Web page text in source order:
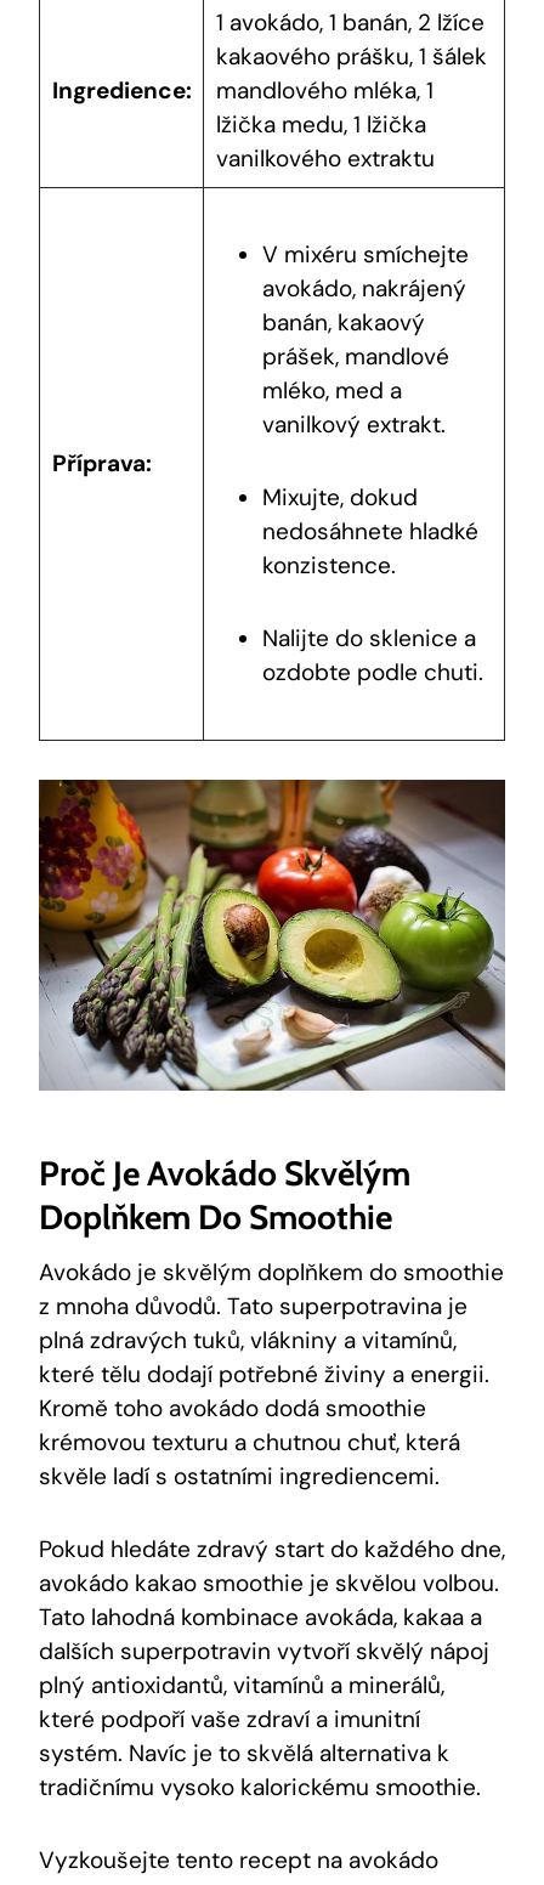
Ingredience:
1 avokádo, 1 banán, 2 lžíce
kakaového prášku, 1 šálek
mandlového ⁣mléka, 1
lžička medu, 1 lžička
⁤vanilkového extraktu
Příprava:
V mixéru smíchejte
avokádo, nakrájený
banán, kakaový
prášek, mandlové
mléko, med ⁢a
vanilkový extrakt.
Mixujte, dokud
nedosáhnete hladké
konzistence.
Nalijte ⁢do sklenice a
ozdobte podle chuti.
Proč Je Avokádo Skvělým
Doplňkem Do Smoothie
Avokádo je skvělým doplňkem do smoothie
z mnoha⁤ důvodů. Tato superpotravina je
plná zdravých tuků, vlákniny a vitamínů,⁤
které tělu dodají potřebné živiny a energii.
Kromě toho avokádo dodá⁣ smoothie
krémovou texturu a chutnou chuť, která
skvěle ladí s ostatními ingrediencemi.
Pokud ​hledáte zdravý start do každého dne,
⁢avokádo kakao⁢ smoothie je skvělou volbou.
Tato lahodná kombinace avokáda, kakaa a
dalších ‍superpotravin vytvoří skvělý nápoj
plný⁣ antioxidantů, vitamínů a minerálů,⁢
které podpoří vaše zdraví a imunitní
systém. Navíc je to skvělá alternativa k
tradičnímu vysoko kalorickému smoothie.
Vyzkoušejte tento ⁢recept na avokádo